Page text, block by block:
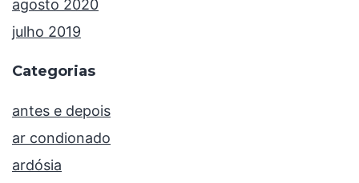
agosto 2020
julho 2019
Categorias
antes e depois
ar condionado
ardósia